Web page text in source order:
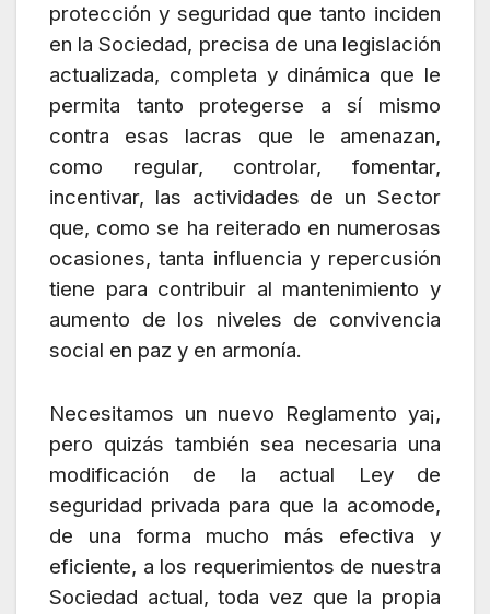
protección y seguridad que tanto inciden
en la Sociedad, precisa de una legislación
actualizada, completa y dinámica que le
permita tanto protegerse a sí mismo
contra esas lacras que le amenazan,
como regular, controlar, fomentar,
incentivar, las actividades de un Sector
que, como se ha reiterado en numerosas
ocasiones, tanta influencia y repercusión
tiene para contribuir al mantenimiento y
aumento de los niveles de convivencia
social en paz y en armonía.
Necesitamos un nuevo Reglamento ya¡,
pero quizás también sea necesaria una
modificación de la actual Ley de
seguridad privada para que la acomode,
de una forma mucho más efectiva y
eficiente, a los requerimientos de nuestra
Sociedad actual, toda vez que la propia